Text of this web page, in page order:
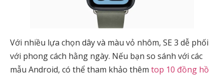
Với nhiều lựa chọn dây và màu vỏ nhôm, SE 3 dễ phối
với phong cách hằng ngày. Nếu bạn so sánh với các
mẫu Android, có thể tham khảo thêm top 10 đồng hồ